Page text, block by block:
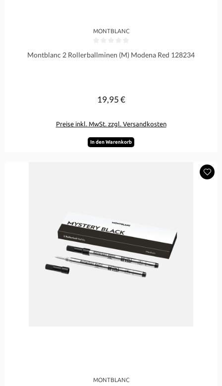
MONTBLANC
Montblanc 2 Rollerballminen (M) Modena Red 128234
Regulärer Preis:
19,95 €
Preise inkl. MwSt. zzgl. Versandkosten
In den Warenkorb
MONTBLANC